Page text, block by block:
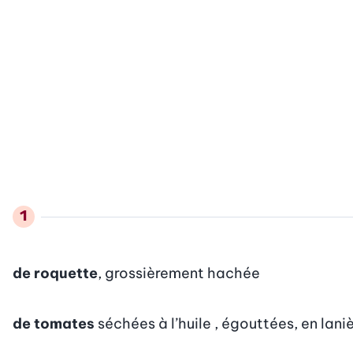
de roquette, grossièrement hachée
de tomates séchées à l’huile , égouttées, en